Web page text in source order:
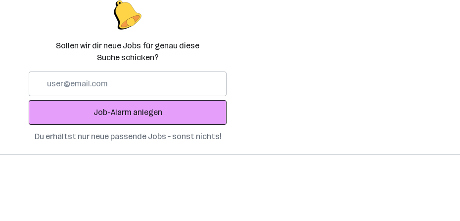
Sollen wir dir neue Jobs für genau diese
Suche schicken?
Adresse
Job-Alarm anlegen
Du erhältst nur neue passende Jobs – sonst nichts!